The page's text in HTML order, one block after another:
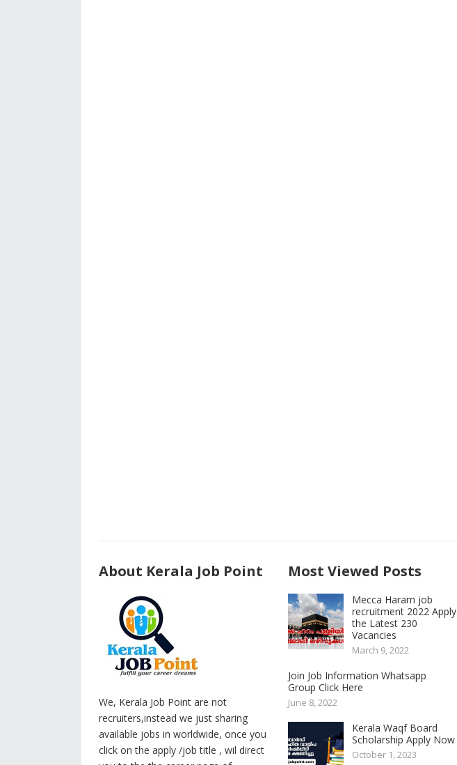
About Kerala Job Point
We, Kerala Job Point are not
recruiters,instead we just sharing
available jobs in worldwide, once you
click on the apply /job title , wil direct
Most Viewed Posts
Mecca Haram job
recruitment 2022 Apply
the Latest 230
Vacancies
March 9, 2022
Join Job Information Whatsapp
Group Click Here
June 8, 2022
Kerala Waqf Board
Scholarship Apply Now
October 1, 2023